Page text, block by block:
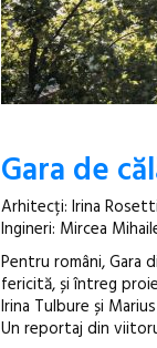
Gara de
Arhitecți: Irina
Ingineri: Mircea
Pentru români, Gara
fericită, și întreg
Irina Tulbure și
Un reportaj din